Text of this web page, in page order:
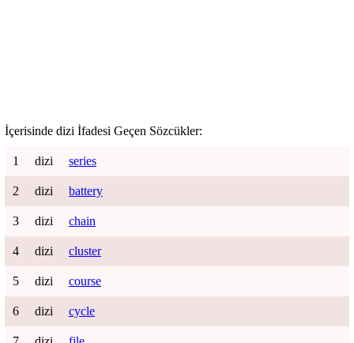
İçerisinde dizi İfadesi Geçen Sözcükler:
1 dizi series
2 dizi battery
3 dizi chain
4 dizi cluster
5 dizi course
6 dizi cycle